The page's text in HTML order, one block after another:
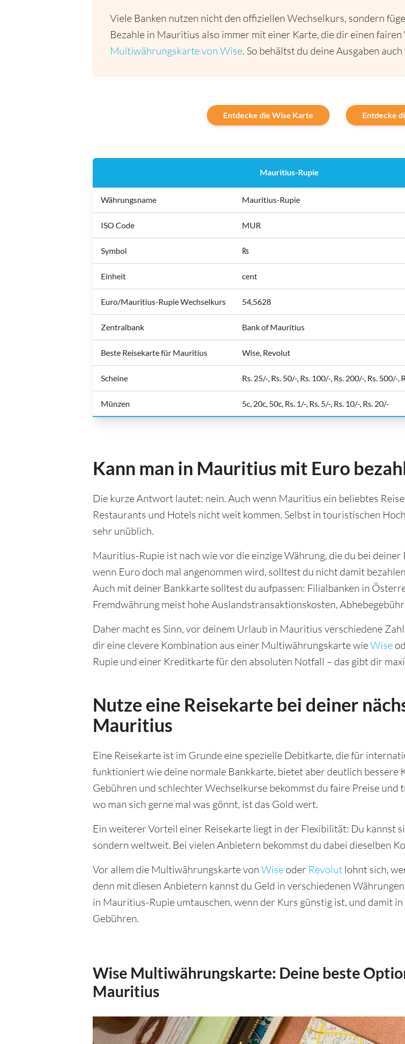
Viele Banken nutzen nicht den offiziellen Wechselkurs, sondern
Bezahle in Mauritius also immer mit einer Karte, die dir einen
Multiwährungskarte von Wise. So behältst du deine Ausgaben
Entdecke die Wise Karte Entdecke
Mauritius-Rupie
Währungsname Mauritius-Rupie
ISO Code MUR
Symbol ₨
Einheit cent
Euro/Mauritius-Rupie Wechselkurs 54,5628
Zentralbank Bank of Mauritius
Beste Reisekarte für Mauritius Wise, Revolut
Scheine Rs. 25/-, Rs. 50/-, Rs. 100/-, Rs. 200/-, Rs. 500/-,
Münzen 5c, 20c, 50c, Rs. 1/-, Rs. 5/-, Rs. 10/-, Rs. 20/-
Kann man in Mauritius mit Euro
Die kurze Antwort lautet: nein. Auch wenn Mauritius ein beliebtes
Restaurants und Hotels nicht weit kommen. Selbst in touristischen
sehr unüblich.
Mauritius-Rupie ist nach wie vor die einzige Währung, die du bei
wenn Euro doch mal angenommen wird, solltest du nicht damit
Auch mit deiner Bankkarte solltest du aufpassen: Filialbanken in
Fremdwährung meist hohe Auslandstransaktionskosten,
Daher macht es Sinn, vor deinem Urlaub in Mauritius verschiedene
dir eine clevere Kombination aus einer Multiwährungskarte wieWise
Rupie und einer Kreditkarte für den absoluten Notfall – das gibt dir
Nutze eine Reisekarte bei deiner
Mauritius
Eine Reisekarte ist im Grunde eine spezielle Debitkarte, die für
funktioniert wie deine normale Bankkarte, bietet aber deutlich bessere
Gebühren und schlechter Wechselkurse bekommst du faire Preise
wo man sich gerne mal was gönnt, ist das Gold wert.
Ein weiterer Vorteil einer Reisekarte liegt in der Flexibilität: Du kannst
sondern weltweit. Bei vielen Anbietern bekommst du dabei dieselben
Vor allem die Multiwährungskarte von Wise oder Revolut lohnt sich,
denn mit diesen Anbietern kannst du Geld in verschiedenen
in Mauritius-Rupie umtauschen, wenn der Kurs günstig ist, und damit
Gebühren.
Wise Multiwährungskarte: Deine beste
Mauritius